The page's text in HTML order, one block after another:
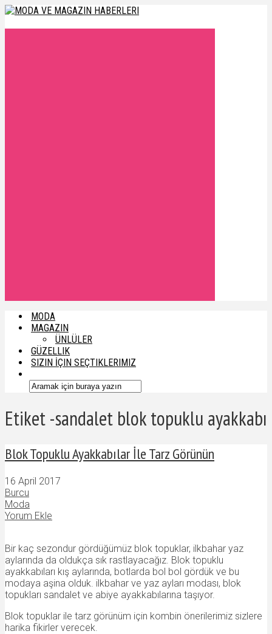
MODA
MAGAZIN
ÜNLÜLER
GÜZELLIK
SIZIN İÇIN SEÇTIKLERIMIZ
Etiket -sandalet blok topuklu ayakkabı
Blok Topuklu Ayakkabılar İle Tarz Görünün
16 April 2017
Burcu
Moda
Yorum Ekle
Bir kaç sezondur gördüğümüz blok topuklar, ilkbahar yaz
aylarında da oldukça sık rastlayacağız. Blok topuklu
ayakkabıları kış aylarında, botlarda bol bol gördük ve bu
modaya aşina olduk. ilkbahar ve yaz ayları modası, blok
topukları sandalet ve abiye ayakkabılarına taşıyor.
Blok topuklar ile tarz görünüm için kombin önerilerimiz sizlere
harika fikirler verecek.